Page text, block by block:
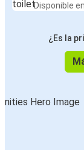
Disponible
¿Es la